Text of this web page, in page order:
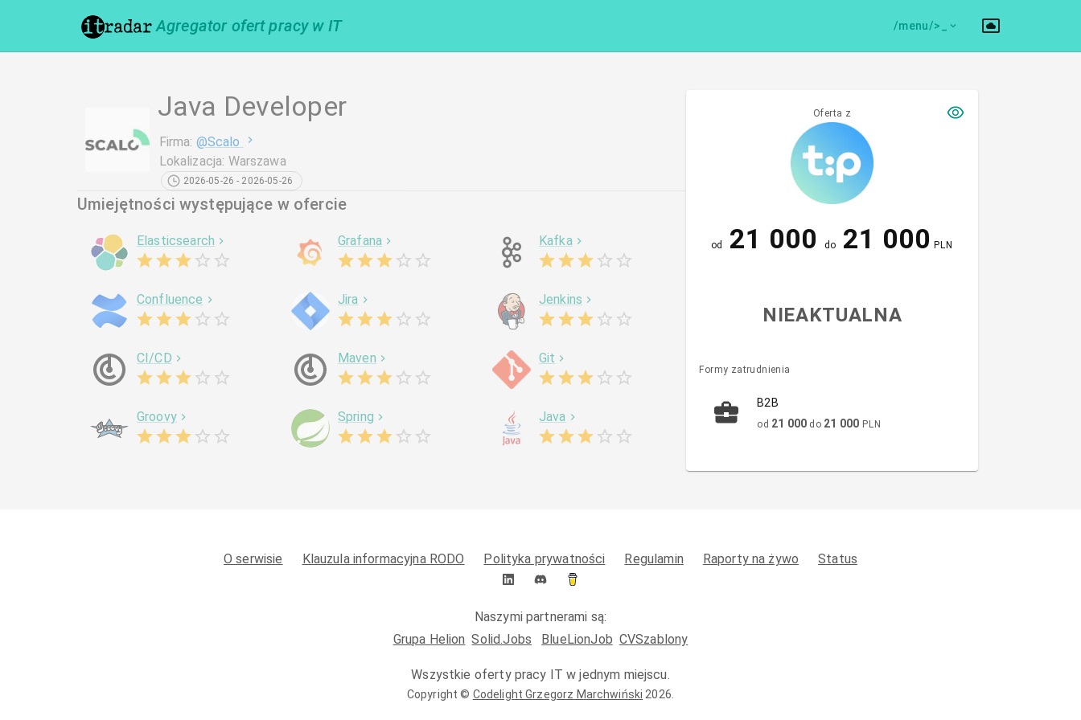
Agregator ofert pracy w IT /menu/>
Java Developer
Firma: @Scalo
Lokalizacja: Warszawa
2026-05-26 - 2026-05-26
Umiejętności występujące w ofercie
Elasticsearch Grafana Kafka
Confluence Jira Jenkins
CI/CD Maven Git
Groovy Spring Java
Oferta z
od 21 000 do 21 000 PLN
NIEAKTUALNA
Formy zatrudnienia
B2B
od 21 000 do 21 000 PLN
O serwisie Klauzula informacyjna RODO Polityka prywatności Regulamin Raporty na żywo Status
Naszymi partnerami są:
Grupa Helion Solid.Jobs BlueLionJob CVSzablony
Wszystkie oferty pracy IT w jednym miejscu.
Copyright © Codelight Grzegorz Marchwiński 2026.